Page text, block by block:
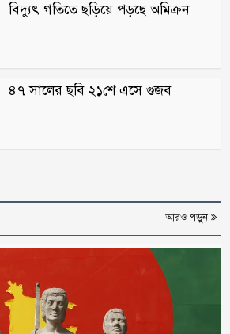
বিদ্যুৎ গতিতে ছড়িয়ে পড়ছে অমিক্রন
৪৭ সালের ছবি ২১শে এসে গুজব
আরও পড়ুন